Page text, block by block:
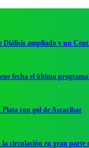
ampliado y un
fecha el último
con gol de Ascacibar
circulación en gran parte